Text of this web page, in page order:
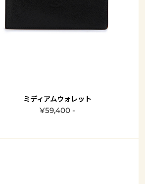
ミディアムウォレット
¥59,400 -